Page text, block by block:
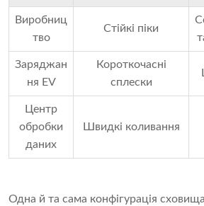
Виробниц
тво
Стійкі піки
Заряджан
ня EV
Короткочасні
сплески
Центр
обробки
даних
Швидкі коливання
Одна й та сама конфігурація